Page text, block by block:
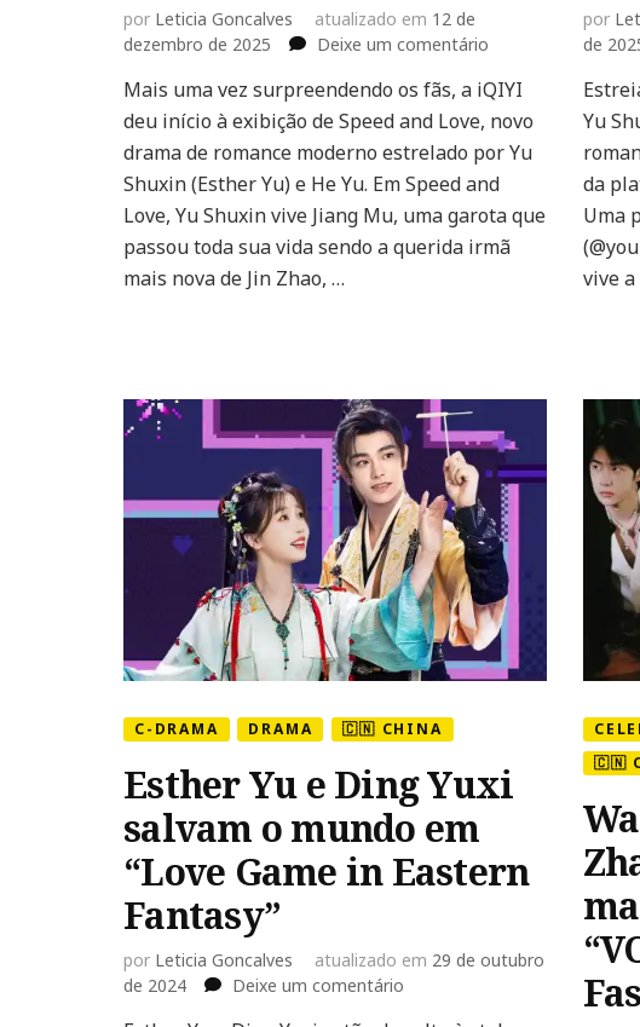
por Leticia Goncalves atualizado em 12 de
dezembro de 2025
Deixe um comentário
Shuxin
e
He
vivem
amor
controverso
Mais uma vez surpreendendo os fãs, a iQIYI
deu início à exibição de Speed and Love, novo
drama de romance moderno estrelado por Yu
Shuxin (Esther Yu) e He Yu. Em Speed and
Love, Yu Shuxin vive Jiang Mu, uma garota que
passou toda sua vida sendo a querida irmã
mais nova de Jin Zhao, …
por
de
Yu
da
Uma
vive
C-DRAMA DRAMA 🇨🇳 CHINA
Esther Yu e Ding Yuxi
salvam o mundo em
“Love Game in Eastern
Fantasy”
por Leticia Goncalves atualizado em 29 de outubro
de 2024
Deixe um comentário
🇨🇳